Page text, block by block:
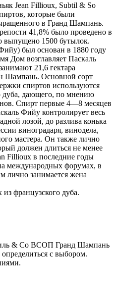
Jean Fillioux, Subtil & So
которые были
в Гранд Шампань.
41,8% было проведено в
выпущено 1500 бутылок.
был основан в 1880 году
Дом возглавляет Паскаль
21,6 гектара
Шампань. Основной сорт
спиртов используются
дуба, дающего, по мнению
Спирт первые 4—8 месяцев
Фийу контролирует весь
лозой, до разлива конька
виноградаря, винодела,
мастера. Он также лично
должен длиться не менее
Fillioux в последние годы
международных форумах, в
лично занимается жена
французского дуба.
& Со ВСОП Гранд Шампань
с выбором.